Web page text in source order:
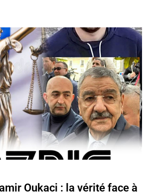
Oukaci : la vérité face à